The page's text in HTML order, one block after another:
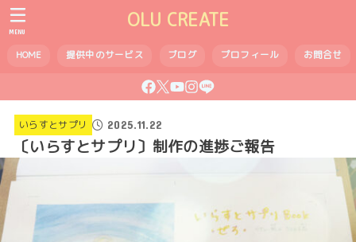
OLU CREATE
HOME 提供中のサービス ブログ プロフィール お問合せ
MENU
いらすとサプリ 2025.11.22
〔いらすとサプリ〕制作の進捗ご報告